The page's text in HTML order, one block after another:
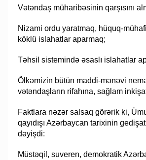
Vətəndaş müharibəsinin qarşısını
Nizami ordu yaratmaq, hüquq-
köklü islahatlar aparmaq;
Təhsil sistemində əsaslı islahatlar
Ölkəmizin bütün maddi-mənəvi
vətəndaşların rifahına, sağlam
Faktlara nəzər salsaq görərik ki,
qayıdışı Azərbaycan tarixinin
dəyişdi:
Müstəqil, suveren, demokratik